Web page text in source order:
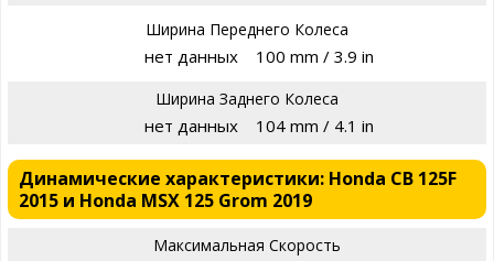
Ширина Переднего Колеса
нет данных 100 mm / 3.9 in
Ширина Заднего Колеса
нет данных 104 mm / 4.1 in
Динамические характеристики: Honda CB 125F
2015 и Honda MSX 125 Grom 2019
Максимальная Скорость